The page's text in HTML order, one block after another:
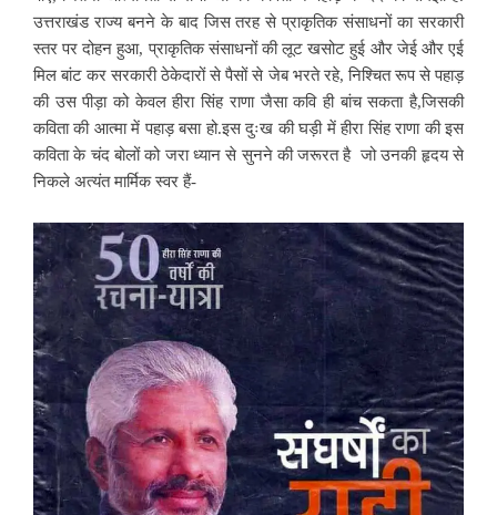
उत्तराखंड राज्य बनने के बाद जिस तरह से प्राकृतिक संसाधनों का सरकारी
स्तर पर दोहन हुआ, प्राकृतिक संसाधनों की लूट खसोट हुई और जेई और एई
मिल बांट कर सरकारी ठेकेदारों से पैसों से जेब भरते रहे,निश्चित रूप से पहाड़
की उस पीड़ा को केवल हीरा सिंह राणा जैसा कवि ही बांच सकता है,जिसकी
कविता की आत्मा में पहाड़ बसा हो.इस दुःख की घड़ी में हीरा सिंह राणा की इस
कविता के चंद बोलों को जरा ध्यान से सुनने की जरूरत है जो उनकी हृदय से
निकले अत्यंत मार्मिक स्वर हैं-